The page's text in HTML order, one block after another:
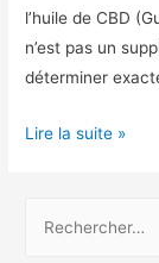
l’huile de CBD
n’est pas un
déterminer
Comment
Lire la suite »